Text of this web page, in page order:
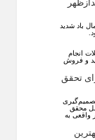
باد شدید
اساس معاملات انجام
و فروش
تحقق
محقق
واقعی به